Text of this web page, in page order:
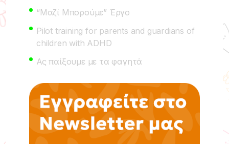
“Μαζί Μπορούμε” Έργο
Pilot training for parents and guardians of
children with ADHD
Ας παίξουμε με τα φαγητά